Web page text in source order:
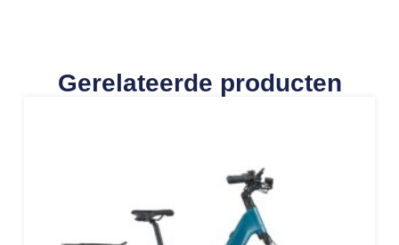
Gerelateerde producten